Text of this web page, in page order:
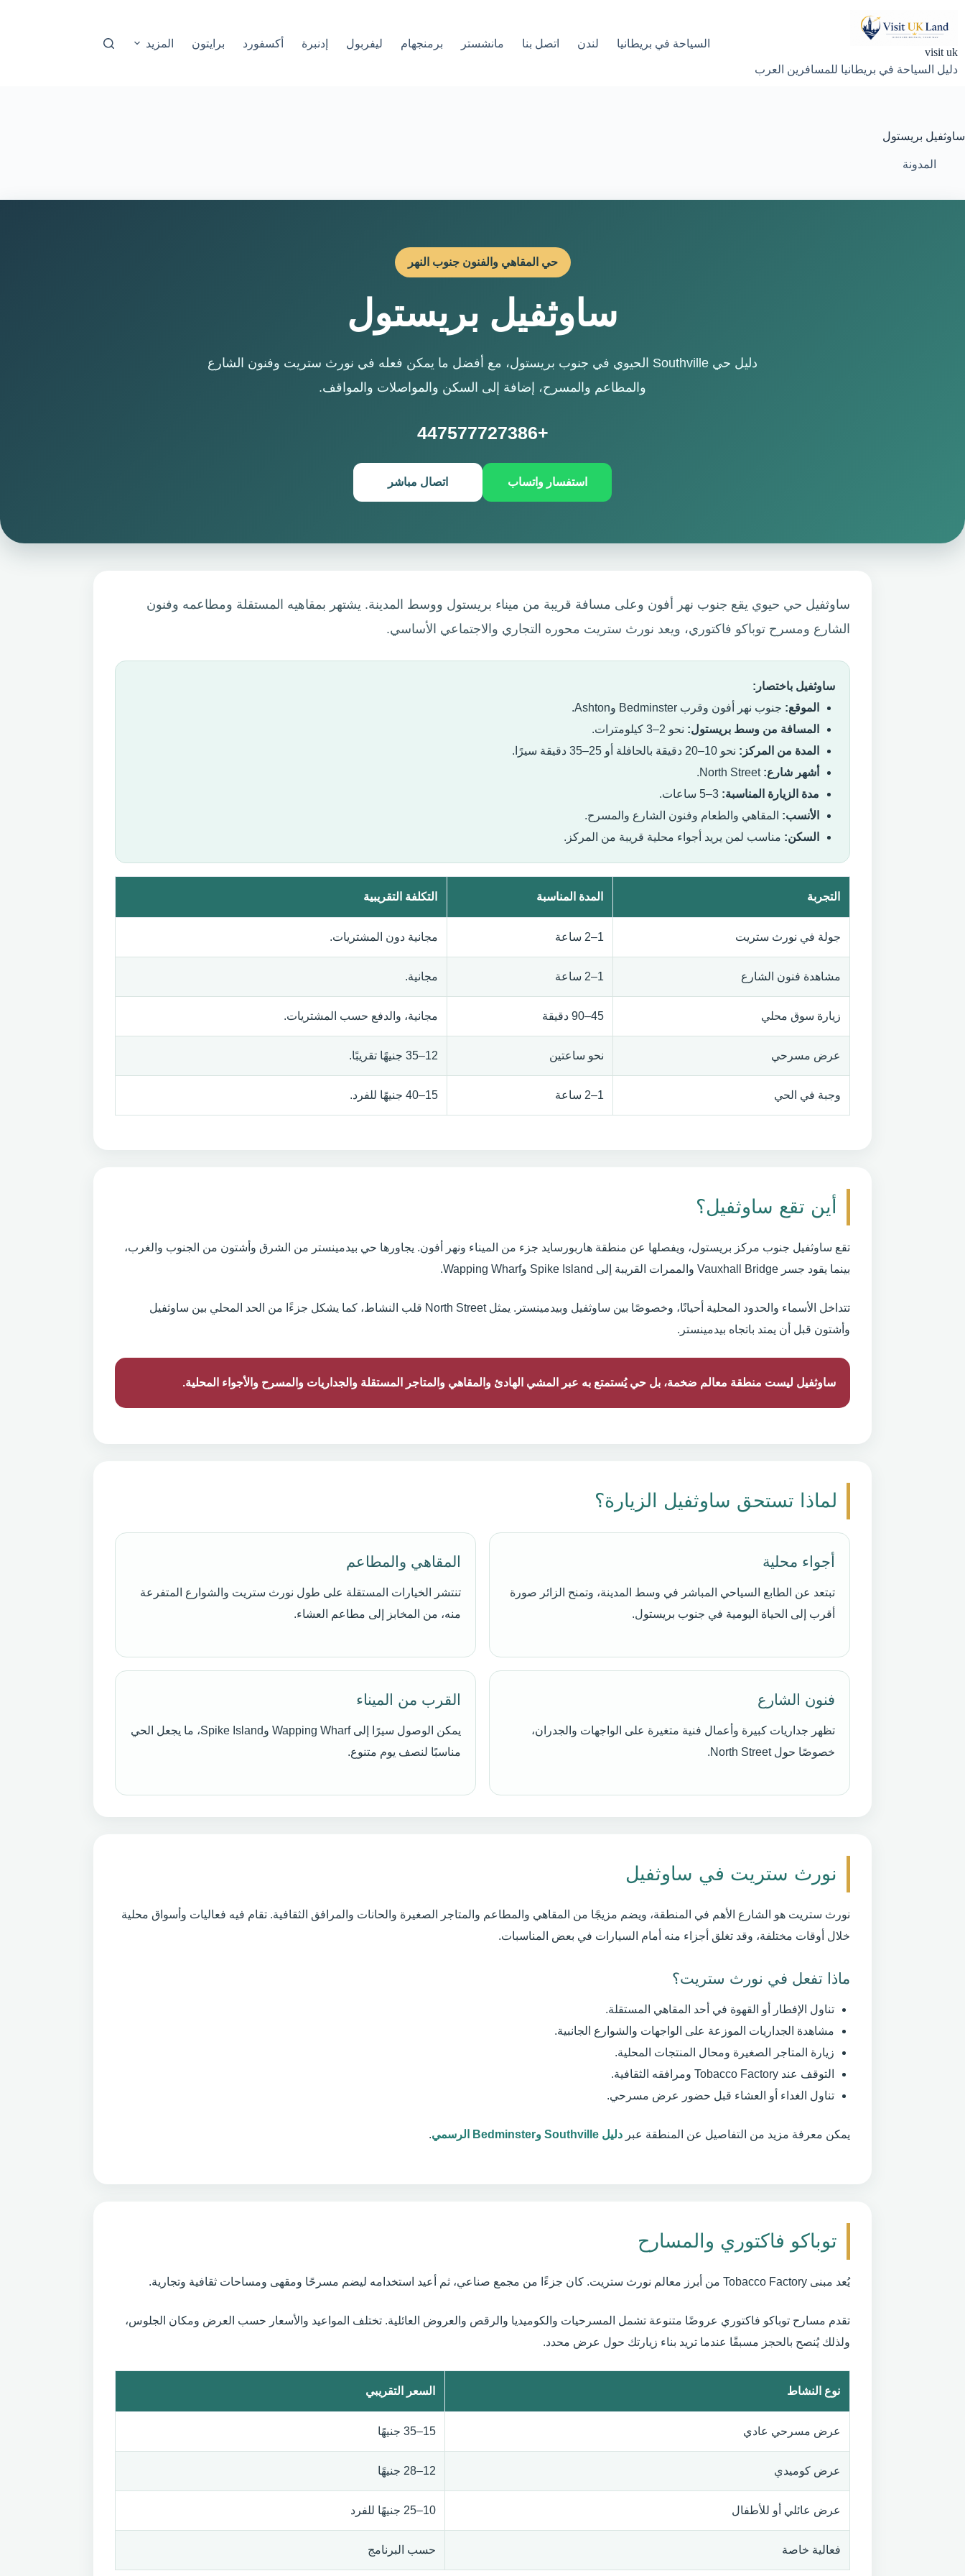
المحتوى
visit uk
دليل السياحة في بريطانيا للمسافرين العرب
السياحة في بريطانيا لندن اتصل بنا مانشستر برمنجهام ليفربول إدنبرة أكسفورد برايتون المزيد
ساوثفيل بريستول
المدونة
حي المقاهي والفنون جنوب النهر
ساوثفيل بريستول
دليل حي Southville الحيوي في جنوب بريستول، مع أفضل ما يمكن فعله في نورث ستريت وفنون الشارع
والمطاعم والمسرح، إضافة إلى السكن والمواصلات والمواقف.
+447577727386
استفسار واتساب اتصال مباشر
ساوثفيل حي حيوي يقع جنوب نهر أفون وعلى مسافة قريبة من ميناء بريستول ووسط المدينة. يشتهر بمقاهيه المستقلة ومطاعمه وفنون
الشارع ومسرح توباكو فاكتوري، ويعد نورث ستريت محوره التجاري والاجتماعي الأساسي.
ساوثفيل باختصار:
الموقع: جنوب نهر أفون وقرب Bedminster وAshton.
المسافة من وسط بريستول: نحو 2–3 كيلومترات.
المدة من المركز: نحو 10–20 دقيقة بالحافلة أو 25–35 دقيقة سيرًا.
أشهر شارع: North Street.
مدة الزيارة المناسبة:
الأنسب: المقاهي والطعام وفنون الشارع والمسرح.
السكن: مناسب لمن يريد أجواء محلية قريبة من المركز.
التجربة المدة المناسبة التكلفة التقريبية
جولة في نورث ستريت 1–2 ساعة مجانية دون المشتريات.
مشاهدة فنون الشارع 1–2 ساعة مجانية.
زيارة سوق محلي 45–90 دقيقة مجانية، والدفع حسب المشتريات.
عرض مسرحي نحو ساعتين 12–35 جنيهًا تقريبًا.
وجبة في الحي 1–2 ساعة 15–40 جنيهًا للفرد.
أين تقع ساوثفيل؟
تقع ساوثفيل جنوب مركز بريستول، ويفصلها عن منطقة هاربورسايد جزء من الميناء ونهر أفون. يجاورها حي بيدمينستر من الشرق وأشتون من الجنوب والغرب،
بينما يقود جسر Vauxhall Bridge والممرات القريبة إلى Spike Island وWapping Wharf.
تتداخل الأسماء والحدود المحلية أحيانًا، وخصوصًا بين ساوثفيل وبيدمينستر. يمثل North Street قلب النشاط، كما يشكل جزءًا من الحد المحلي بين ساوثفيل
وأشتون قبل أن يمتد باتجاه بيدمينستر.
ساوثفيل ليست منطقة معالم ضخمة، بل حي يُستمتع به عبر المشي الهادئ والمقاهي والمتاجر المستقلة والجداريات والمسرح والأجواء المحلية.
لماذا تستحق ساوثفيل الزيارة؟
أجواء محلية
تبتعد عن الطابع السياحي المباشر في وسط المدينة، وتمنح الزائر صورة
أقرب إلى الحياة اليومية في جنوب بريستول.
المقاهي والمطاعم
تنتشر الخيارات المستقلة على طول نورث ستريت والشوارع المتفرعة
منه، من المخابز إلى مطاعم العشاء.
فنون الشارع
تظهر جداريات كبيرة وأعمال فنية متغيرة على الواجهات والجدران،
خصوصًا حول North Street.
القرب من الميناء
يمكن الوصول سيرًا إلى Wapping Wharf وSpike Island، ما يجعل الحي
مناسبًا لنصف يوم متنوع.
نورث ستريت في ساوثفيل
نورث ستريت هو الشارع الأهم في المنطقة، ويضم مزيجًا من المقاهي والمطاعم والمتاجر الصغيرة والحانات والمرافق الثقافية. تقام فيه فعاليات وأسواق محلية
خلال أوقات مختلفة، وقد تغلق أجزاء منه أمام السيارات في بعض المناسبات.
ماذا تفعل في نورث ستريت؟
تناول الإفطار أو القهوة في أحد المقاهي المستقلة.
مشاهدة الجداريات الموزعة على الواجهات والشوارع الجانبية.
زيارة المتاجر الصغيرة ومحال المنتجات المحلية.
التوقف عند Tobacco Factory ومرافقه الثقافية.
تناول الغداء أو العشاء قبل حضور عرض مسرحي.
يمكن معرفة مزيد من التفاصيل عن المنطقة عبر دليل Southville وBedminster الرسمي .
توباكو فاكتوري والمسارح
يُعد مبنى Tobacco Factory من أبرز معالم نورث ستريت. كان جزءًا من مجمع صناعي، ثم أعيد استخدامه ليضم مسرحًا ومقهى ومساحات ثقافية وتجارية.
تقدم مسارح توباكو فاكتوري عروضًا متنوعة تشمل المسرحيات والكوميديا والرقص والعروض العائلية. تختلف المواعيد والأسعار حسب العرض ومكان الجلوس،
ولذلك يُنصح بالحجز مسبقًا عندما تريد بناء زيارتك حول عرض محدد.
نوع النشاط السعر التقريبي
عرض مسرحي عادي 15–35 جنيهًا
عرض كوميدي 12–28 جنيهًا
عرض عائلي أو للأطفال 10–25 جنيهًا للفرد
فعالية خاصة حسب البرنامج